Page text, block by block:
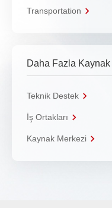
Transportation
Daha Fazla Kaynak
Teknik Destek
İş Ortakları
Kaynak Merkezi